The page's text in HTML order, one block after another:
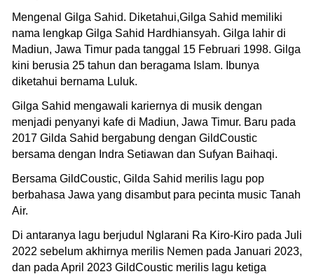
Mengenal Gilga Sahid. Diketahui,Gilga Sahid memiliki
nama lengkap Gilga Sahid Hardhiansyah. Gilga lahir di
Madiun, Jawa Timur pada tanggal 15 Februari 1998. Gilga
kini berusia 25 tahun dan beragama Islam. Ibunya
diketahui bernama Luluk.
Gilga Sahid mengawali kariernya di musik dengan
menjadi penyanyi kafe di Madiun, Jawa Timur. Baru pada
2017 Gilda Sahid bergabung dengan GildCoustic
bersama dengan Indra Setiawan dan Sufyan Baihaqi.
Bersama GildCoustic, Gilda Sahid merilis lagu pop
berbahasa Jawa yang disambut para pecinta music Tanah
Air.
Di antaranya lagu berjudul Nglarani Ra Kiro-Kiro pada Juli
2022 sebelum akhirnya merilis Nemen pada Januari 2023,
dan pada April 2023 GildCoustic merilis lagu ketiga